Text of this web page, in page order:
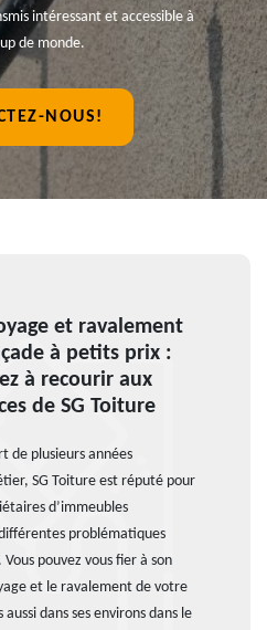
intéressant et accessible à
de monde.
NOUS!
et ravalement
à petits prix :
à recourir aux
de SG Toiture
de plusieurs années
SG Toiture est réputé pour
d’immeubles
problématiques
pouvez vous fier à son
et le ravalement de votre
dans ses environs dans le